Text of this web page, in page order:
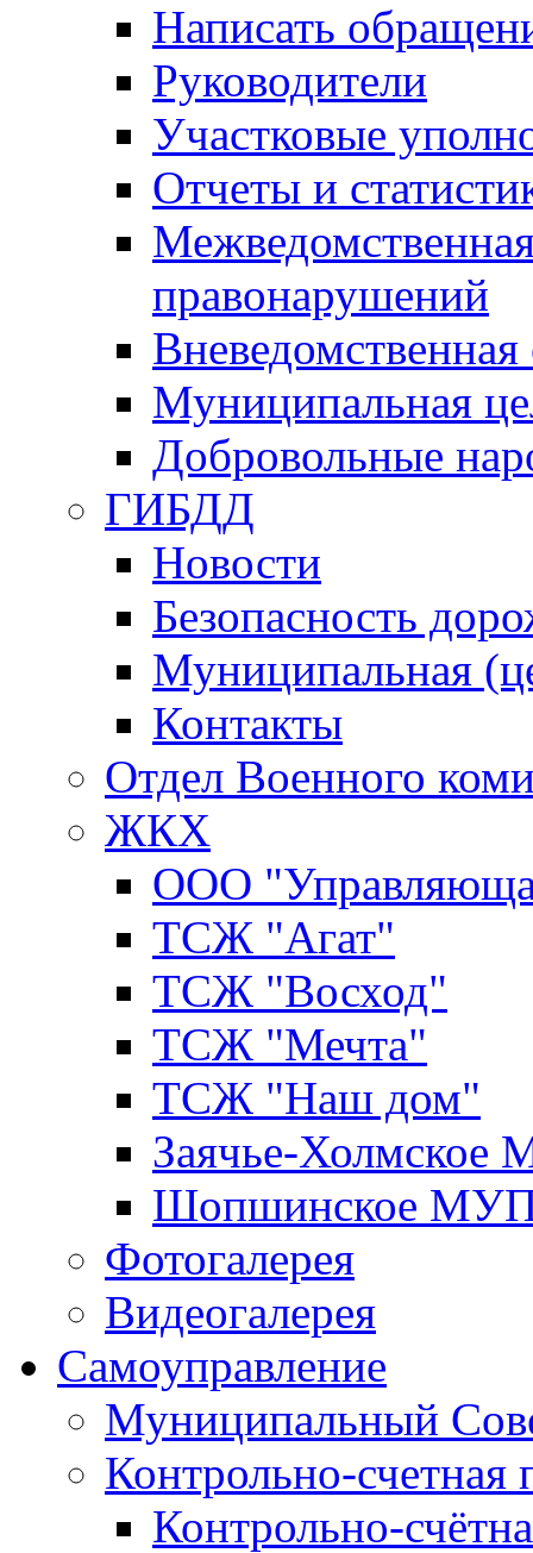
Написать
Руководители
Участковые
Отчеты и
правонарушений
Вневедомственная
Муниципальная
Добровольные
ГИБДД
Новости
Безопасность
Муниципальная
Контакты
Отдел Военного
ЖКХ
ООО
ТСЖ "Агат"
ТСЖ "Восход"
ТСЖ "Мечта"
ТСЖ "Наш дом"
Заячье-
Шопшинское
Фотогалерея
Видеогалерея
Самоуправление
Муниципальный
Контрольно-счетная
Контрольно-